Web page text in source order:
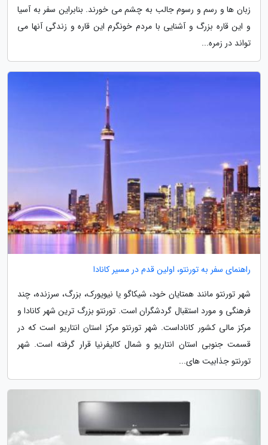
زبان ها و رسم و رسوم جالب به چشم می خورند. بنابراین سفر به آسیا
و این قاره بزرگ و آشنایی با مردم خونگرم این قاره و زندگی آنها می
تواند در زمره...
راهنمای سفر به تورنتو، اولین قدم در مسیر کانادا
شهر تورنتو مانند همتایان خود، شیکاگو یا نیویورک، بزرگ، سرزنده، چند
فرهنگی و مورد استقبال گردشگران است. تورنتو بزرگ ترین شهر کانادا و
مرکز مالی کشور کاناداست. شهر تورنتو مرکز استان انتاریو است که در
قسمت جنوبی استان انتاریو و شمال کالیفرنیا قرار گرفته است. شهر
تورنتو جذابیت های...